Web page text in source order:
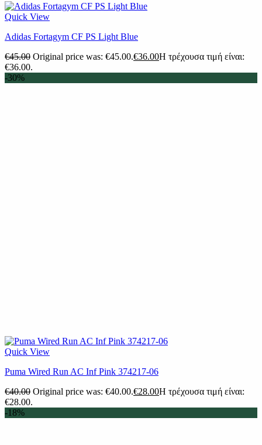
Quick View
Adidas Fortagym CF PS Light Blue
€45.00 Original price was: €45.00.€36.00Η τρέχουσα τιμή είναι:
€36.00.
-30%
Quick View
Puma Wired Run AC Inf Pink 374217-06
€40.00 Original price was: €40.00.€28.00Η τρέχουσα τιμή είναι:
€28.00.
-18%